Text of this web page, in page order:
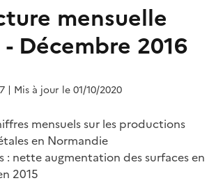
mensuelle
Décembre 2016
| Mis à jour le 01/10/2020
mensuels sur les productions
en Normandie
: nette augmentation des surfaces en
2015